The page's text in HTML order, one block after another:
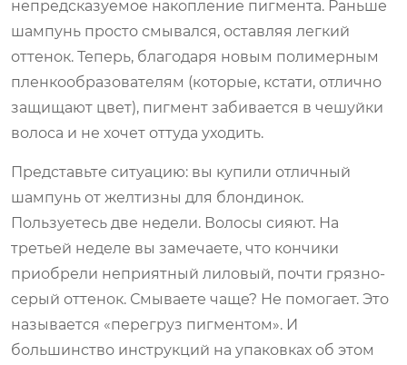
непредсказуемое накопление пигмента. Раньше
шампунь просто смывался, оставляя легкий
оттенок. Теперь, благодаря новым полимерным
пленкообразователям (которые, кстати, отлично
защищают цвет), пигмент забивается в чешуйки
волоса и не хочет оттуда уходить.
Представьте ситуацию: вы купили отличный
шампунь от желтизны для блондинок.
Пользуетесь две недели. Волосы сияют. На
третьей неделе вы замечаете, что кончики
приобрели неприятный лиловый, почти грязно-
серый оттенок. Смываете чаще? Не помогает. Это
называется «перегруз пигментом». И
большинство инструкций на упаковках об этом